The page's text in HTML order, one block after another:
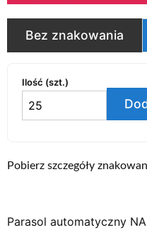
Bez znakowania
Ilość (szt.)
Pobierz szczegóły
Parasol automatyczny